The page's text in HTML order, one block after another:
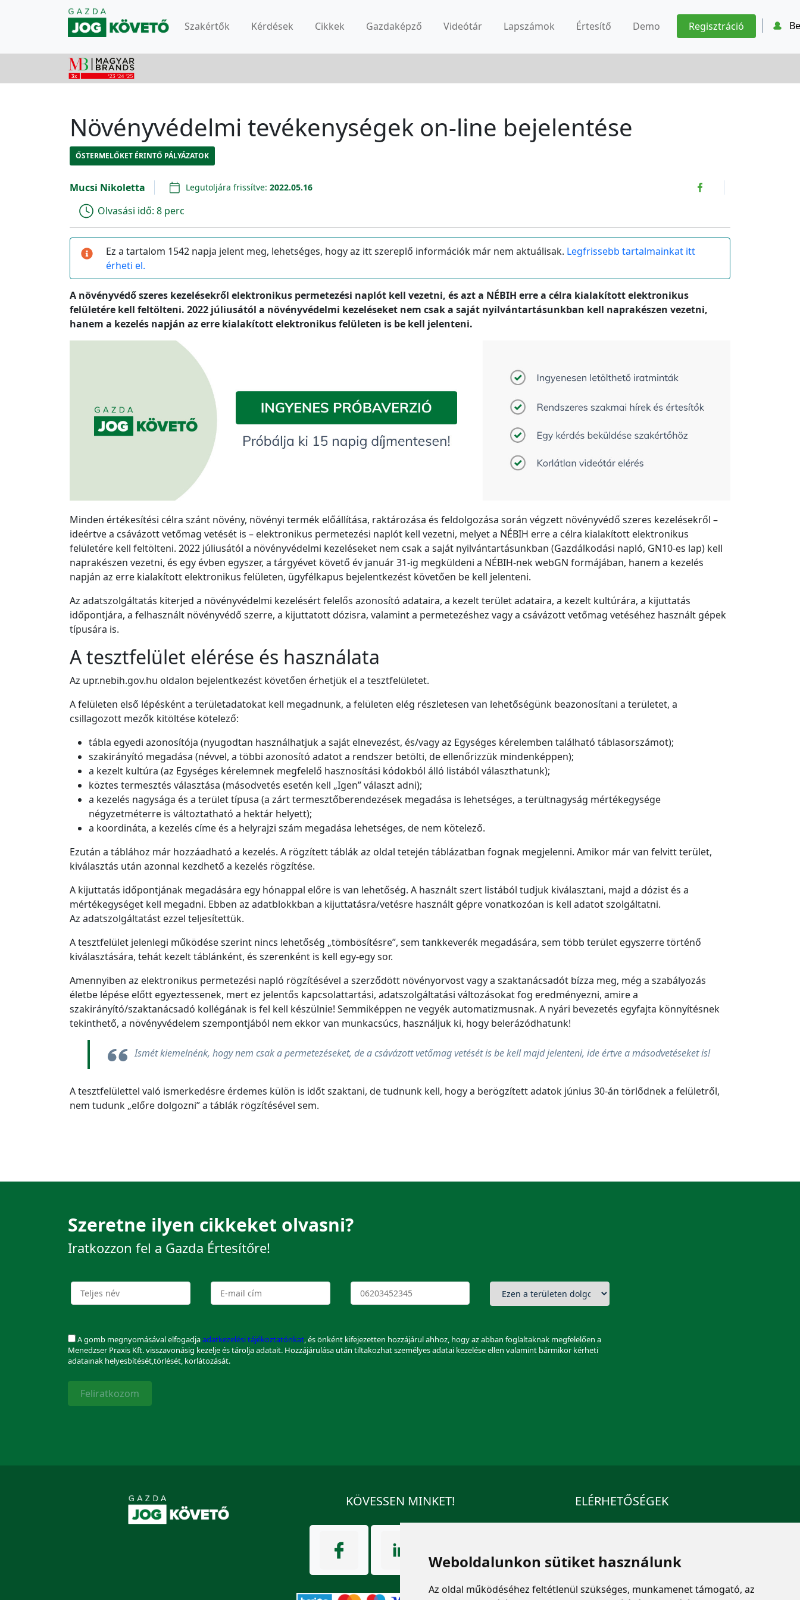
Weboldalunkon sütiket használunk
Az oldal működéséhez feltétlenül szükséges, munkamenet támogató, az
Szakértők Kérdések Cikkek Gazdaképző Videótár Lapszámok Értesítő Demo Regisztráció
Növényvédelmi tevékenységek on-line bejelentése
ŐSTERMELŐKET ÉRINTŐ PÁLYÁZATOK
Mucsi Nikoletta Legutoljára frissítve: 2022.05.16
Olvasási idő: 8 perc
Ez a tartalom 1542 napja jelent meg, lehetséges, hogy az itt szereplő információk már nem aktuálisak. Legfrissebb tartalmainkat itt
érheti el.
A növényvédő szeres kezelésekről elektronikus permetezési naplót kell vezetni, és azt a NÉBIH erre a célra kialakított elektronikus
felületére kell feltölteni. 2022 júliusától a növényvédelmi kezeléseket nem csak a saját nyilvántartásunkban kell naprakészen vezetni,
hanem a kezelés napján az erre kialakított elektronikus felületen is be kell jelenteni.
Minden értékesítési célra szánt növény, növényi termék előállítása, raktározása és feldolgozása során végzett növényvédő szeres kezelésekről –
ideértve a csávázott vetőmag vetését is – elektronikus permetezési naplót kell vezetni, melyet a NÉBIH erre a célra kialakított elektronikus
felületére kell feltölteni. 2022 júliusától a növényvédelmi kezeléseket nem csak a saját nyilvántartásunkban (Gazdálkodási napló, GN10-es lap) kell
naprakészen vezetni, és egy évben egyszer, a tárgyévet követő év január 31-ig megküldeni a NÉBIH-nek webGN formájában, hanem a kezelés
napján az erre kialakított elektronikus felületen, ügyfélkapus bejelentkezést követően be kell jelenteni.
Az adatszolgáltatás kiterjed a növényvédelmi kezelésért felelős azonosító adataira, a kezelt terület adataira, a kezelt kultúrára, a kijuttatás
időpontjára, a felhasznált növényvédő szerre, a kijuttatott dózisra, valamint a permetezéshez vagy a csávázott vetőmag vetéséhez használt gépek
típusára is.
A tesztfelület elérése és használata
Az upr.nebih.gov.hu oldalon bejelentkezést követően érhetjük el a tesztfelületet.
A felületen első lépésként a területadatokat kell megadnunk, a felületen elég részletesen van lehetőségünk beazonosítani a területet, a
csillagozott mezők kitöltése kötelező:
tábla egyedi azonosítója (nyugodtan használhatjuk a saját elnevezést, és/vagy az Egységes kérelemben található táblasorszámot);
szakirányító megadása (névvel, a többi azonosító adatot a rendszer betölti, de ellenőrizzük mindenképpen);
a kezelt kultúra (az Egységes kérelemnek megfelelő hasznosítási kódokból álló listából választhatunk);
köztes termesztés választása (másodvetés esetén kell „Igen” választ adni);
a kezelés nagysága és a terület típusa (a zárt termesztőberendezések megadása is lehetséges, a terültnagyság mértékegysége
négyzetméterre is változtatható a hektár helyett);
a koordináta, a kezelés címe és a helyrajzi szám megadása lehetséges, de nem kötelező.
Ezután a táblához már hozzáadható a kezelés. A rögzített táblák az oldal tetején táblázatban fognak megjelenni. Amikor már van felvitt terület,
kiválasztás után azonnal kezdhető a kezelés rögzítése.
A kijuttatás időpontjának megadására egy hónappal előre is van lehetőség. A használt szert listából tudjuk kiválasztani, majd a dózist és a
mértékegységet kell megadni. Ebben az adatblokkban a kijuttatásra/vetésre használt gépre vonatkozóan is kell adatot szolgáltatni.
Az adatszolgáltatást ezzel teljesítettük.
A tesztfelület jelenlegi működése szerint nincs lehetőség „tömbösítésre”, sem tankkeverék megadására, sem több terület egyszerre történő
kiválasztására, tehát kezelt táblánként, és szerenként is kell egy-egy sor.
Amennyiben az elektronikus permetezési napló rögzítésével a szerződött növényorvost vagy a szaktanácsadót bízza meg, még a szabályozás
életbe lépése előtt egyeztessenek, mert ez jelentős kapcsolattartási, adatszolgáltatási változásokat fog eredményezni, amire a
szakirányító/szaktanácsadó kollégának is fel kell készülnie! Semmiképpen ne vegyék automatizmusnak. A nyári bevezetés egyfajta könnyítésnek
tekinthető, a növényvédelem szempontjából nem ekkor van munkacsúcs, használjuk ki, hogy belerázódhatunk!
Ismét kiemelnénk, hogy nem csak a permetezéseket, de a csávázott vetőmag vetését is be kell majd jelenteni, ide értve a másodvetéseket is!
A tesztfelülettel való ismerkedésre érdemes külön is időt szaktani, de tudnunk kell, hogy a berögzített adatok június 30-án törlődnek a felületről,
nem tudunk „előre dolgozni” a táblák rögzítésével sem.
Szeretne ilyen cikkeket olvasni?
Iratkozzon fel a Gazda Értesítőre!
A gomb megnyomásával elfogadjaadatkezelési tájékoztatónkat, és önként kifejezetten hozzájárul ahhoz, hogy az abban foglaltaknak megfelelően a
Menedzser Praxis Kft. visszavonásig kezelje és tárolja adatait. Hozzájárulása után tiltakozhat személyes adatai kezelése ellen valamint bármikor kérheti
adatainak helyesbítését,törlését, korlátozását.
Feliratkozom
KÖVESSEN MINKET! ELÉRHETŐSÉGEK
info@mprx.hu